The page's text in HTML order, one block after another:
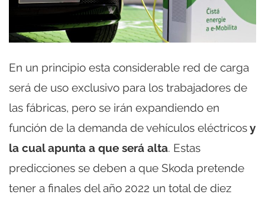
En un principio esta considerable red de carga
será de uso exclusivo para los trabajadores de
las fábricas, pero se irán expandiendo en
función de la demanda de vehículos eléctricosy
la cual apunta a que será alta. Estas
predicciones se deben a que Skoda pretende
tener a finales del año 2022 un total de diez